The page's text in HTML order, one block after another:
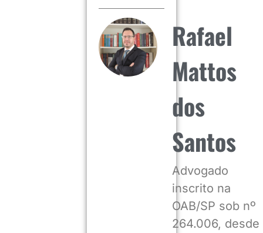
Rafael
Mattos
dos
Santos
Advogado
inscrito na
OAB/SP sob nº
264.006, desde